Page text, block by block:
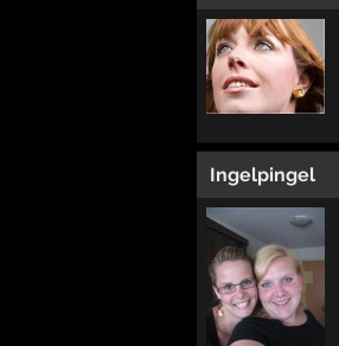
Ingelpingel